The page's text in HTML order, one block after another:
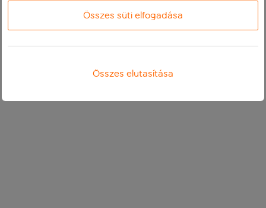
Összes süti elfogadása
Összes elutasítása